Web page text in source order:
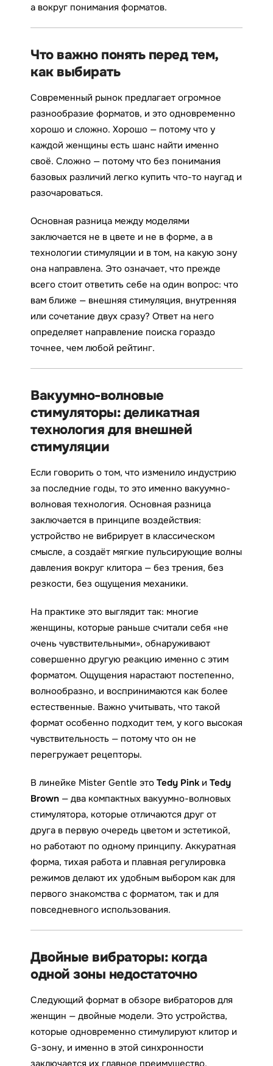
а вокруг понимания форматов.
Что важно понять перед тем,
как выбирать
Современный рынок предлагает огромное
разнообразие форматов, и это одновременно
хорошо и сложно. Хорошо — потому что у
каждой женщины есть шанс найти именно
своё. Сложно — потому что без понимания
базовых различий легко купить что-то наугад и
разочароваться.
Основная разница между моделями
заключается не в цвете и не в форме, а в
технологии стимуляции и в том, на какую зону
она направлена. Это означает, что прежде
всего стоит ответить себе на один вопрос: что
вам ближе — внешняя стимуляция, внутренняя
или сочетание двух сразу? Ответ на него
определяет направление поиска гораздо
точнее, чем любой рейтинг.
Вакуумно-волновые
стимуляторы: деликатная
технология для внешней
стимуляции
Если говорить о том, что изменило индустрию
за последние годы, то это именно вакуумно-
волновая технология. Основная разница
заключается в принципе воздействия:
устройство не вибрирует в классическом
смысле, а создаёт мягкие пульсирующие волны
давления вокруг клитора — без трения, без
резкости, без ощущения механики.
На практике это выглядит так: многие
женщины, которые раньше считали себя «не
очень чувствительными», обнаруживают
совершенно другую реакцию именно с этим
форматом. Ощущения нарастают постепенно,
волнообразно, и воспринимаются как более
естественные. Важно учитывать, что такой
формат особенно подходит тем, у кого высокая
чувствительность — потому что он не
перегружает рецепторы.
В линейке Mister Gentle это Tedy Pink и Tedy
Brown — два компактных вакуумно-волновых
стимулятора, которые отличаются друг от
друга в первую очередь цветом и эстетикой,
но работают по одному принципу. Аккуратная
форма, тихая работа и плавная регулировка
режимов делают их удобным выбором как для
первого знакомства с форматом, так и для
повседневного использования.
Двойные вибраторы: когда
одной зоны недостаточно
Следующий формат в обзоре вибраторов для
женщин — двойные модели. Это устройства,
которые одновременно стимулируют клитор и
G-зону, и именно в этой синхронности
заключается их главное преимущество.